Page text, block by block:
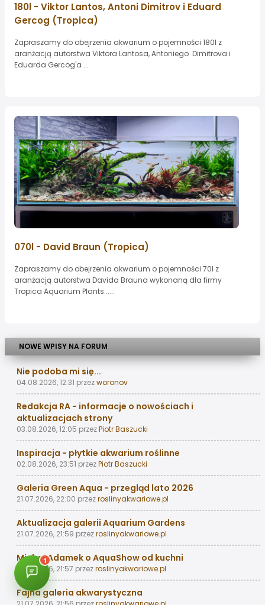
180l - Viktor Lantos, Antoni Dimitrov i Eduard
Gercog (Tropica)
Zapraszamy do obejrzenia akwarium o pojemności 180l z
aranżacją autorstwa Viktora Lantosa, Antoniego Dimitrova i
Eduarda Gercog'a ...
070l - David Braun (Tropica)
Zapraszamy do obejrzenia akwarium o pojemności 70l z
aranżacją autorstwa Davida Brauna wykonaną dla firmy
Tropica Aquarium Plants......
NOWE WPISY NA FORUM
Nie podoba mi się...
04.08.2026, 12:31 przezworonov
Redakcja RA - informacje o nowościach i
aktualizacjach strony
03.08.2026, 12:05 przezPiotr Baszucki
Inspiracja - płytkie akwarium roślinne
02.08.2026, 23:51 przezPiotr Baszucki
Galeria Green Aqua - przegląd lato 2026
21.07.2026, 22:00 przezroslinyakwariowe.pl
Aktualizacja galerii Aquarium Gardens
21.07.2026, 21:59 przezroslinyakwariowe.pl
Michał Adamek o AquaShow od kuchni
21.07.2026, 21:57 przezroslinyakwariowe.pl
Fajna galeria akwarystyczna